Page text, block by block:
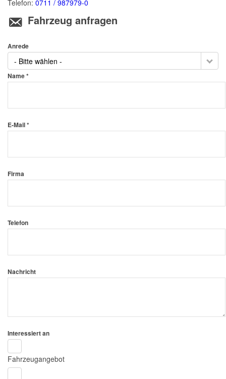
Telefon: 0711 / 987979-0
Fahrzeug anfragen
Anrede
- Bitte wählen -
Name *
E-Mail *
Firma
Telefon
Nachricht
Interessiert an
Fahrzeugangebot